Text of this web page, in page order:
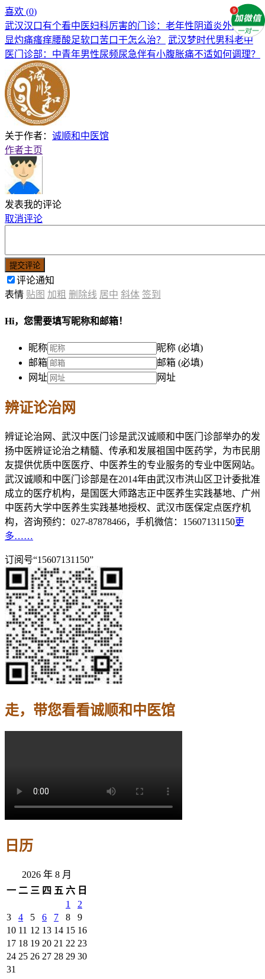
喜欢 (0)
武汉汉口有个看中医妇科厉害的门诊：老年性阴道炎外阴伴明
显灼痛瘙痒腰酸足软口苦口干怎么治？
武汉梦时代男科老中
医门诊部：中青年男性尿频尿急伴有小腹胀痛不适如何调理？
关于作者： 诚顺和中医馆
作者主页
发表我的评论
取消评论
提交评论
评论通知
表情 贴图 加粗 删除线 居中 斜体 签到
Hi，您需要填写昵称和邮箱！
昵称
昵称 (必填)
邮箱
邮箱 (必填)
网址
网址
辨证论治网
辨证论治网、武汉中医门诊是武汉诚顺和中医门诊部举办的发
扬中医辨证论治之精髓、传承和发展祖国中医药学，为市民朋
友提供优质中医医疗、中医养生的专业服务的专业中医网站。
武汉诚顺和中医门诊部是在2014年由武汉市洪山区卫计委批准
成立的医疗机构，是国医大师路志正中医养生实践基地、广州
中医药大学中医养生实践基地授权、武汉市医保定点医疗机
构，咨询预约：027-87878466，手机微信：15607131150更
多……
订阅号“15607131150”
走，带您看看诚顺和中医馆
日历
2026 年 8 月
一 二 三 四 五 六 日
1
2
3
4 5 6 7 8
9
10 11 12 13 14 15 16
17 18 19 20 21 22 23
24 25 26 27 28 29 30
31